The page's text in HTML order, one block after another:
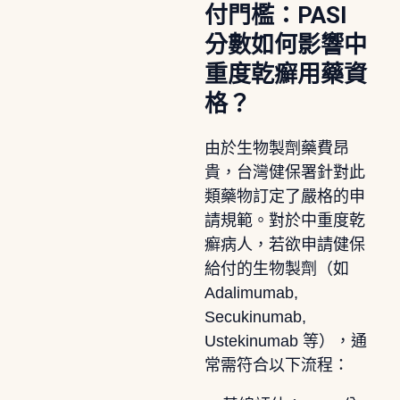
付門檻：PASI
分數如何影響中
重度乾癬用藥資
格？
由於生物製劑藥費昂
貴，台灣健保署針對此
類藥物訂定了嚴格的申
請規範。對於中重度乾
癬病人，若欲申請健保
給付的生物製劑（如
Adalimumab,
Secukinumab,
Ustekinumab 等），通
常需符合以下流程：